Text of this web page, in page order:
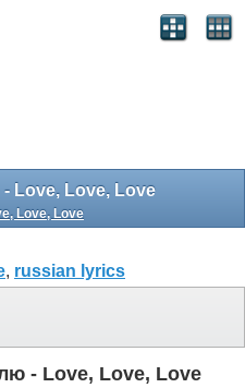
Love, Love
Love, Love
, russian lyrics
- Love, Love, Love